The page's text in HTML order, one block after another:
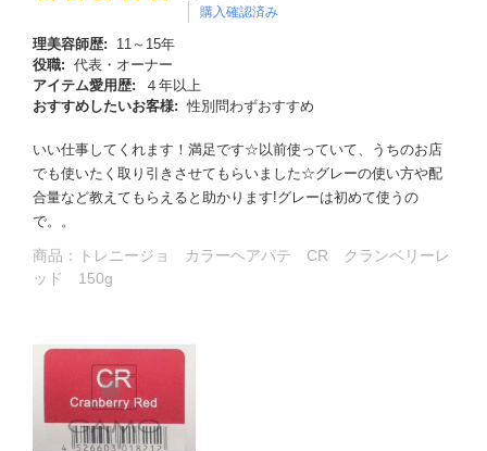
購入確認済み
理美容師歴:
11～15年
役職: 代表・オーナー
アイテム愛用歴:
４年以上
おすすめしたいお客様: 性別問わずおすすめ
いい仕事してくれます！満足です☆以前使っていて、うちのお店
でも使いたく取り引きさせてもらいました☆グレーの使い方や配
合量など教えてもらえると助かります!グレーは初めて使うの
で。。
商品：
トレニージョ カラーヘアパテ CR クランベリーレ
ッド 150g